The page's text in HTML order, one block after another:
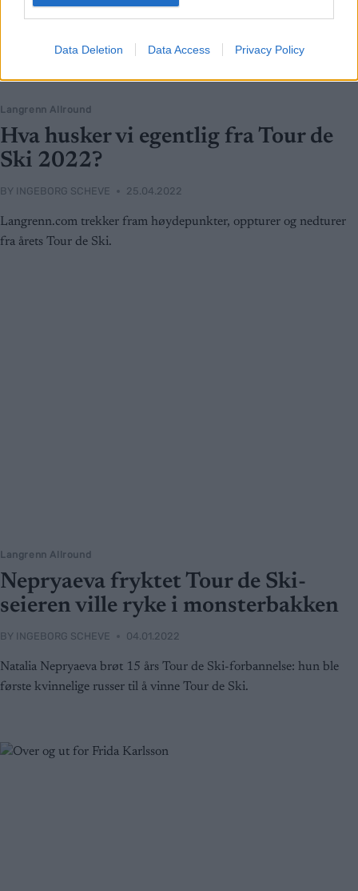
Data Deletion Data Access Privacy Policy
Langrenn Allround
Hva husker vi egentlig fra Tour de
Ski 2022?
BY INGEBORG SCHEVE 25.04.2022
Langrenn.com trekker fram høydepunkter, oppturer og nedturer
fra årets Tour de Ski.
Langrenn Allround
Nepryaeva fryktet Tour de Ski-
seieren ville ryke i monsterbakken
BY INGEBORG SCHEVE 04.01.2022
Natalia Nepryaeva brøt 15 års Tour de Ski-forbannelse: hun ble
første kvinnelige russer til å vinne Tour de Ski.